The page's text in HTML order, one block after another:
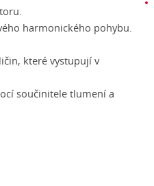
harmonického pohybu.
které vystupují v
součinitele tlumení a